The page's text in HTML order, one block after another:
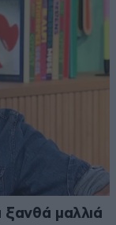
ξανθά μαλλιά